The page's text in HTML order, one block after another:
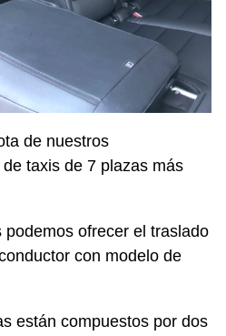
de nuestros
taxis de 7 plazas más
ofrecer el traslado
con modelo de
están compuestos por dos